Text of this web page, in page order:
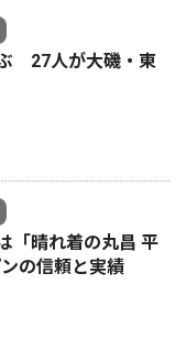
27人が大磯・東
「晴れ着の丸昌 平
の信頼と実績